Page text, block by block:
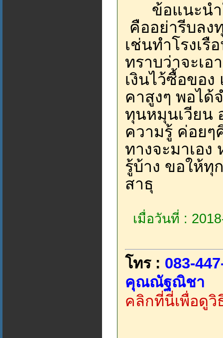
ข้อแนะนำใ
คืออย่ารีบลง
เช่นทำโรงเรื
ทราบว่าจะเ
เงินไว้ซื้อของ
คาสูงๆ พอได้
ทุนหมุนเวียน
ความรู้ ค่อย
ทางจะมาเอ
รู้บ้าง ขอให้ทุ
สาธุ
เมื่อวันที่ :
โทร : 083-
คุณณัฐณิชา
คลิกที่นี่เพื่อดูวิ